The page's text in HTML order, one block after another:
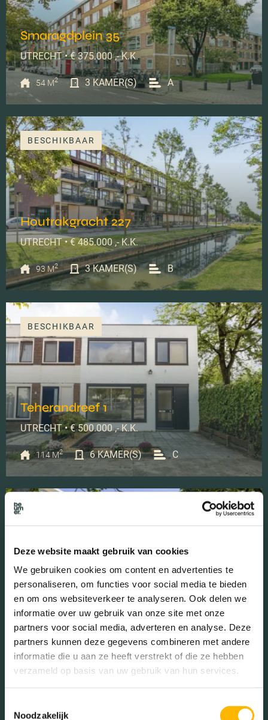
Deze website maakt gebruik van cookies
We gebruiken cookies om content en advertenties te
personaliseren, om functies voor social media te bieden
en om ons websiteverkeer te analyseren. Ook delen we
informatie over uw gebruik van onze site met onze
partners voor social media, adverteren en analyse. Deze
partners kunnen deze gegevens combineren met andere
informatie die u aan ze heeft verstrekt of die ze hebben
verzameld op basis van uw gebruik van hun services.
Noodzakelijk
Smaragdplein 35
UTRECHT • € 375.000 ,- K.K.
54 M2 3 KAMER(S) A
BESCHIKBAAR
Houtrakgracht 227
UTRECHT • € 485.000 ,- K.K.
93 M2 3 KAMER(S) B
BESCHIKBAAR
Teherandreef 1
UTRECHT • € 500.000 ,- K.K.
114 M2 6 KAMER(S) C
Rhodosdreef 116
UTRECHT • € 325.000 ,- K.K.
81 M 4 KAMER(S) D